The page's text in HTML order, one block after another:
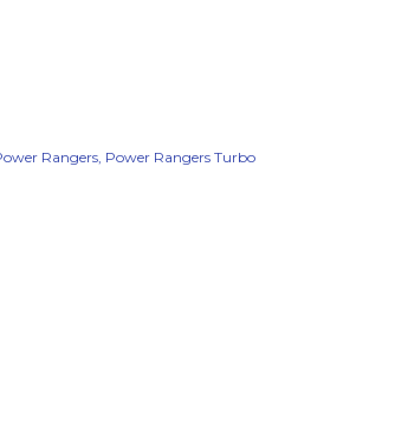
Rangers Power Rangers Turbo